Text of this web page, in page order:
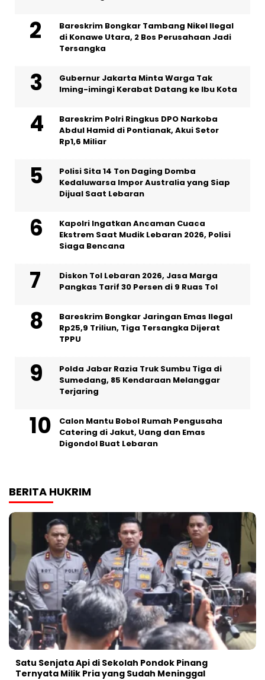
Bareskrim Bongkar Tambang Nikel Ilegal
di Konawe Utara, 2 Bos Perusahaan Jadi
Tersangka
Gubernur Jakarta Minta Warga Tak
Iming-imingi Kerabat Datang ke Ibu Kota
Bareskrim Polri Ringkus DPO Narkoba
Abdul Hamid di Pontianak, Akui Setor
Rp1,6 Miliar
Polisi Sita 14 Ton Daging Domba
Kedaluwarsa Impor Australia yang Siap
Dijual Saat Lebaran
Kapolri Ingatkan Ancaman Cuaca
Ekstrem Saat Mudik Lebaran 2026, Polisi
Siaga Bencana
Diskon Tol Lebaran 2026, Jasa Marga
Pangkas Tarif 30 Persen di 9 Ruas Tol
Bareskrim Bongkar Jaringan Emas Ilegal
Rp25,9 Triliun, Tiga Tersangka Dijerat
TPPU
Polda Jabar Razia Truk Sumbu Tiga di
Sumedang, 85 Kendaraan Melanggar
Terjaring
Calon Mantu Bobol Rumah Pengusaha
Catering di Jakut, Uang dan Emas
Digondol Buat Lebaran
BERITA HUKRIM
Satu Senjata Api di Sekolah Pondok Pinang
Ternyata Milik Pria yang Sudah Meninggal